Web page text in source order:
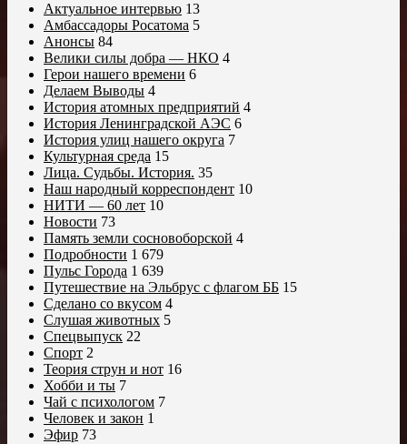
Актуальное интервью 13
Амбассадоры Росатома 5
Анонсы 84
Велики силы добра — НКО 4
Герои нашего времени 6
Делаем Выводы 4
История атомных предприятий 4
История Ленинградской АЭС 6
История улиц нашего округа 7
Культурная среда 15
Лица. Судьбы. История. 35
Наш народный корреспондент 10
НИТИ — 60 лет 10
Новости 73
Память земли сосновоборской 4
Подробности 1 679
Пульс Города 1 639
Путешествие на Эльбрус с флагом ББ 15
Сделано со вкусом 4
Слушая животных 5
Спецвыпуск 22
Спорт 2
Теория струн и нот 16
Хобби и ты 7
Чай с психологом 7
Человек и закон 1
Эфир 73